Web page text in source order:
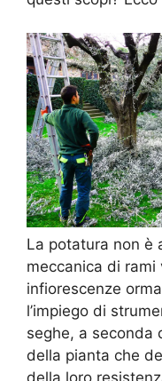
La potatura non è
meccanica di
infiorescenze
l’impiego di
seghe, a seconda
della pianta che
della loro